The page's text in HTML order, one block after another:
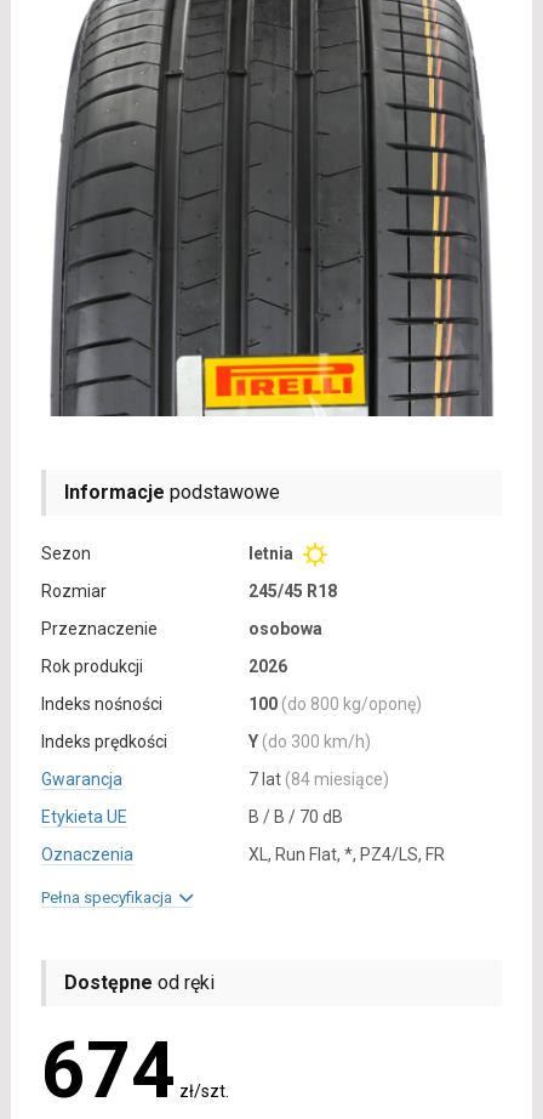
Informacje podstawowe
Sezon
letnia
Rozmiar
245/45 R18
Przeznaczenie
osobowa
Rok produkcji
2026
Indeks nośności
100 (do 800 kg/oponę)
Indeks prędkości
Y (do 300 km/h)
Gwarancja
7 lat (84 miesiące)
Etykieta UE
B / B / 70 dB
Oznaczenia
XL, Run Flat, *, PZ4/LS, FR
Pełna specyfikacja
Dostępne od ręki
674 zł/szt.